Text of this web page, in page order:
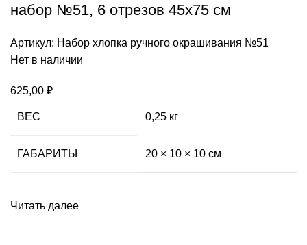
набор №51, 6 отрезов 45х75 см
Артикул: Набор хлопка ручного окрашивания №51
Нет в наличии
625,00 ₽
ВЕС 0,25 кг
ГАБАРИТЫ 20 × 10 × 10 см
Читать далее